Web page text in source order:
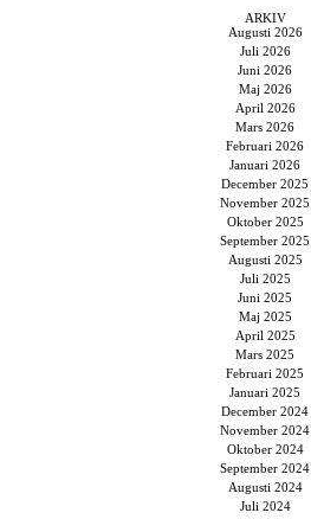
ARKIV
Augusti 2026
Juli 2026
Juni 2026
Maj 2026
April 2026
Mars 2026
Februari 2026
Januari 2026
December 2025
November 2025
Oktober 2025
September 2025
Augusti 2025
Juli 2025
Juni 2025
Maj 2025
April 2025
Mars 2025
Februari 2025
Januari 2025
December 2024
November 2024
Oktober 2024
September 2024
Augusti 2024
Juli 2024